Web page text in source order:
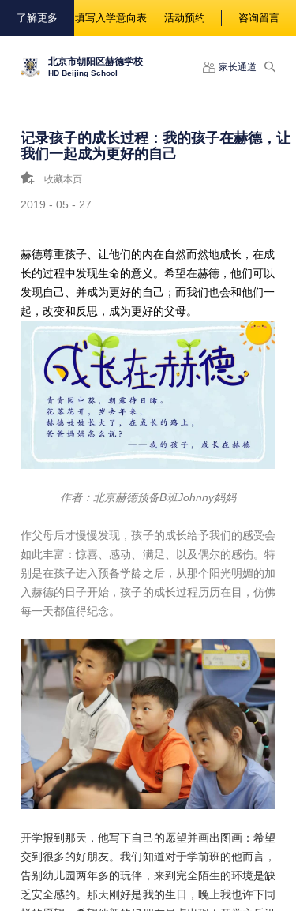
了解更多 填写入学意向表 活动预约 咨询留言
北京市朝阳区赫德学校
HD Beijing School
家长通道
记录孩子的成长过程：我的孩子在赫德，让
我们一起成为更好的自己
收藏本页
2019 - 05 - 27
赫德尊重孩子、让他们的内在自然而然地成长，在成
长的过程中发现生命的意义。希望在赫德，他们可以
发现自己、并成为更好的自己；而我们也会和他们一
起，改变和反思，成为更好的父母。
作者：北京赫德预备B班Johnny妈妈
作父母后才慢慢发现，孩子的成长给予我们的感受会
如此丰富：惊喜、感动、满足、以及偶尔的感伤。特
别是在孩子进入预备学龄之后，从那个阳光明媚的加
入赫德的日子开始，孩子的成长过程历历在目，仿佛
每一天都值得纪念。
开学报到那天，他写下自己的愿望并画出图画：希望
交到很多的好朋友。我们知道对于学前班的他而言，
告别幼儿园两年多的玩伴，来到完全陌生的环境是缺
乏安全感的。那天刚好是我的生日，晚上我也许下同